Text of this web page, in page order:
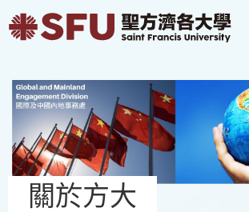
關於方大